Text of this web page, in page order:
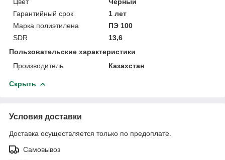
Гарантийный срок
1 лет
Марка полиэтилена
ПЭ 100
SDR
13,6
Пользовательские характеристики
Производитель
Казахстан
Скрыть
Условия доставки
Доставка осуществляется только по предоплате.
Самовывоз